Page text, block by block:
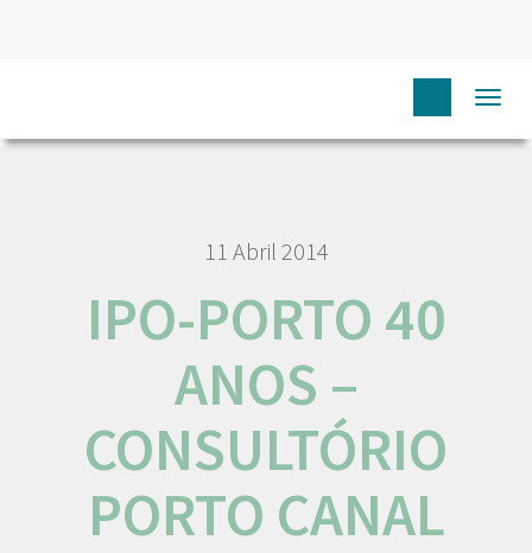
11 Abril 2014
IPO-PORTO 40
ANOS –
CONSULTÓRIO
PORTO CANAL